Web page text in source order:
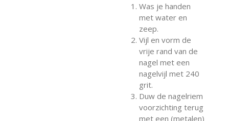
Was je handen
met water en
zeep.
Vijl en vorm de
vrije rand van de
nagel met een
nagelvijl met 240
grit.
Duw de nagelriem
voorzichting terug
met een (metalen)